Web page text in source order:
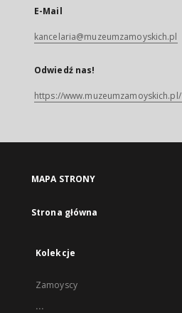
E-Mail
kancelaria@muzeumzamoyskich.pl
Odwiedź nas!
https://www.muzeumzamoyskich.pl/
MAPA STRONY
Strona główna
Kolekcje
Zamoyscy
...